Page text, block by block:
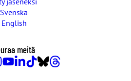
Svenska
English
meitä